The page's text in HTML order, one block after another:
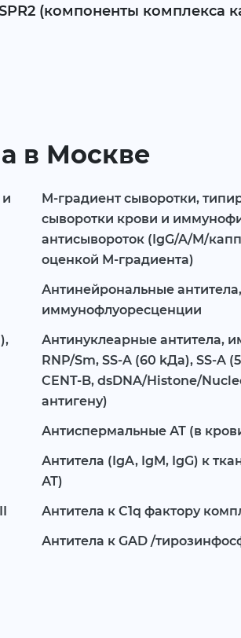
(компоненты комплекса
в Москве
M-градиент сыворотки,
сыворотки крови и
антисывороток (IgG/A/M/
оценкой М-градиента)
Антинейрональные
иммунофлуоресценции
Антинуклеарные антитела,
RNP/Sm, SS-A (60 kДа), SS-A
CENT-B, dsDNA/Histone/
антигену)
Антиспермальные АТ (в
Антитела (IgA, IgM, IgG) к
АТ)
Антитела к C1q фактору
Антитела к GAD /